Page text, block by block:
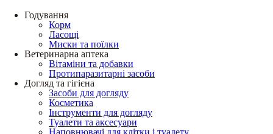
Годування
Корм
Ласощі
Миски та поїлки
Ветеринарна аптека
Вітаміни та добавки
Протипаразитарні засоби
Догляд та гігієна
Засоби для догляду
Косметика
Інструменти для догляду
Туалети та аксесуари
Наповнювачі для клітки і туалету